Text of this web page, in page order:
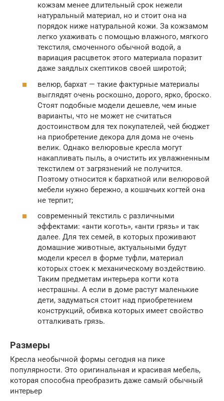
кожзам менее длительный срок нежели
натуральный материал, но и стоит она на
порядок ниже натуральной кожи. За кожзамом
легко ухаживать с помощью влажного, мягкого
текстиля, смоченного обычной водой, а
вариация расцветок этого материала поразит
даже заядлых скептиков своей широтой;
велюр, бархат — такие фактурные материалы
выглядят очень роскошно, дорого, ярко, броско.
Стоят подобные модели дешевле, чем иные
варианты, что не может не считаться
достоинством для тех покупателей, чей бюджет
на приобретение декора для дома не очень
велик. Однако велюровые кресла могут
накапливать пыль, а очистить их увлажненным
текстилем от загрязнений не получится.
Поэтому относится к бархатной или велюровой
мебели нужно бережно, а кошачьих когтей она
не терпит;
современный текстиль с различными
эффектами: «анти коготь», «анти грязь» и так
далее. Для тех семей, в которых проживают
домашние животные, актуальными будут
модели кресел в форме туфли, материал
которых стоек к механическому воздействию.
Таким предметам интерьера когти кота
нестрашны. А если в доме растут маленькие
дети, задуматься стоит над приобретением
конструкций, обивка которых имеет свойство
отталкивать грязь.
Размеры
Кресла необычной формы сегодня на пике
популярности. Это оригинальная и красивая мебель,
которая способна преобразить даже самый обычный
интерьер